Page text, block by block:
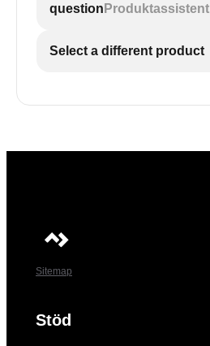
question Produktassistent
Select a different product
Sitemap
Stöd